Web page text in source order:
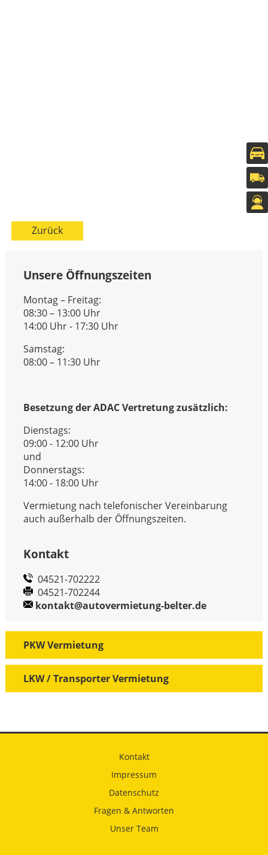
Zurück
Unsere Öffnungszeiten
Montag – Freitag:
08:30 – 13:00 Uhr
14:00 Uhr - 17:30 Uhr
Samstag:
08:00 – 11:30 Uhr
Besetzung der ADAC Vertretung zusätzlich:
Dienstags:
09:00 - 12:00 Uhr
und
Donnerstags:
14:00 - 18:00 Uhr
Vermietung nach telefonischer Vereinbarung
auch außerhalb der Öffnungszeiten.
Kontakt
04521-702222
04521-702244
kontakt@autovermietung-belter.de
überspringen
PKW Vermietung
LKW / Transporter Vermietung
Navigation
Kontakt
Impressum
Datenschutz
Fragen & Antworten
Unser Team